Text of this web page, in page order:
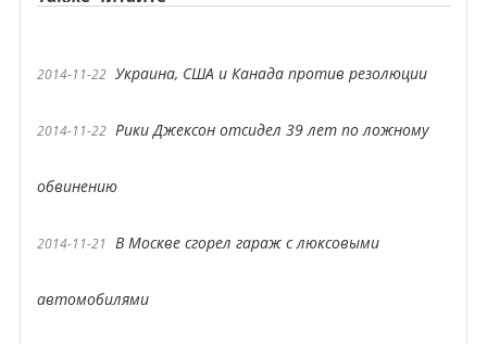
2014-11-22 Украина, США и Канада против резолюции
2014-11-22 Рики Джексон отсидел 39 лет по ложному
обвинению
2014-11-21 В Москве сгорел гараж с люксовыми
автомобилями